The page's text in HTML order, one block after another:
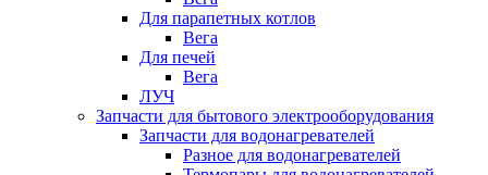
Для парапетных котлов
Вега
Для печей
Вега
ЛУЧ
Запчасти для бытового электрооборудования
Запчасти для водонагревателей
Разное для водонагревателей